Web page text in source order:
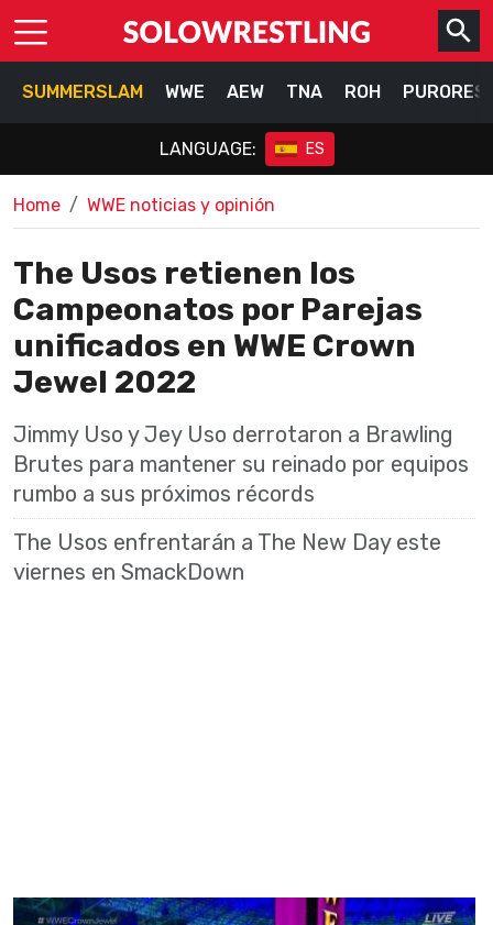
SUMMERSLAM WWE AEW TNA ROH
LANGUAGE: ES
Home WWE noticias y opinión
The Usos retienen los
Campeonatos por Parejas
unificados en WWE Crown
Jewel 2022
Jimmy Uso y Jey Uso derrotaron a Brawling
Brutes para mantener su reinado por equipos
rumbo a sus próximos récords
The Usos enfrentarán a The New Day este
viernes en SmackDown